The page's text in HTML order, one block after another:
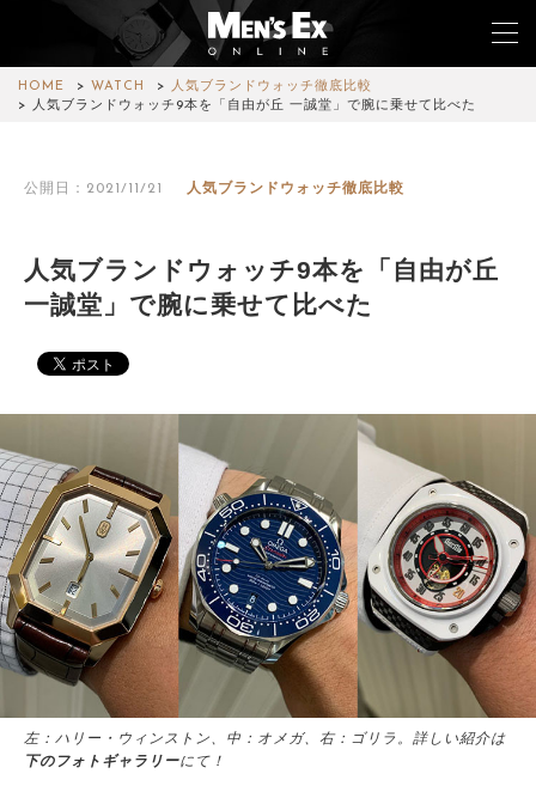
HOME WATCH
人気ブランドウォッチ徹底比較
人気ブランドウォッチ9本を「自由が丘 一誠堂」で腕に乗せて比べた
公開日：2021/11/21 人気ブランドウォッチ徹底比較
人気ブランドウォッチ9本を「自由が丘
一誠堂」で腕に乗せて比べた
左：ハリー・ウィンストン、中：オメガ、右：ゴリラ。詳しい紹介は
下のフォトギャラリーにて！
WATCH
CAR&BIKE
LIFESTYLE
MAGAZINE
ABOUT SITE
サイトマップ